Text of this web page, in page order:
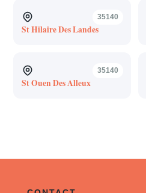
35140
St Hilaire Des Landes
35140
St Ouen Des Alleux